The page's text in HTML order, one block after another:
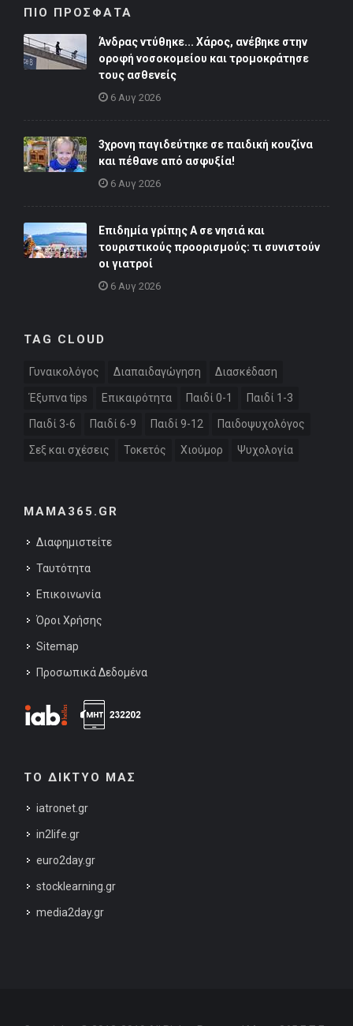
ΠΙΟ ΠΡΟΣΦΑΤΑ
Άνδρας ντύθηκε... Χάρος, ανέβηκε στην
οροφή νοσοκομείου και τρομοκράτησε
τους ασθενείς
6 Αυγ 2026
3χρονη παγιδεύτηκε σε παιδική κουζίνα
και πέθανε από ασφυξία!
6 Αυγ 2026
Επιδημία γρίπης Α σε νησιά και
τουριστικούς προορισμούς: τι συνιστούν
οι γιατροί
6 Αυγ 2026
TAG CLOUD
Γυναικολόγος Διαπαιδαγώγηση Διασκέδαση
Έξυπνα tips Επικαιρότητα Παιδί 0-1 Παιδί 1-3
Παιδί 3-6 Παιδί 6-9 Παιδί 9-12 Παιδοψυχολόγος
Σεξ και σχέσεις Τοκετός Χιούμορ Ψυχολογία
MAMA365.GR
Διαφημιστείτε
Ταυτότητα
Επικοινωνία
Όροι Χρήσης
Sitemap
Προσωπικά Δεδομένα
ΤΟ ΔΙΚΤΥΟ ΜΑΣ
iatronet.gr
in2life.gr
euro2day.gr
stocklearning.gr
media2day.gr